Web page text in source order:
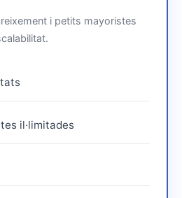
i petits mayoristes
il·limitades